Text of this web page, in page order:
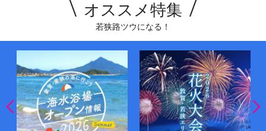
オススメ特集
若狭路ツウになる！